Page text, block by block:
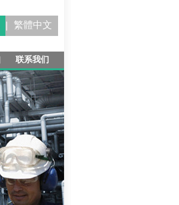
繁體中文
联系我们